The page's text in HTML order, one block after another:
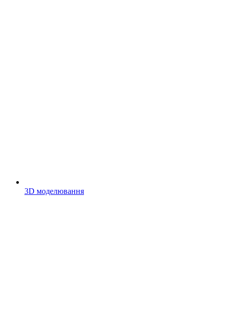
3D моделювання